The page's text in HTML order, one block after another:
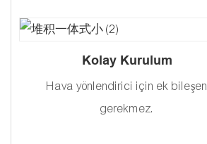
Kolay Kurulum
Hava yönlendirici için ek bileşen
gerekmez.